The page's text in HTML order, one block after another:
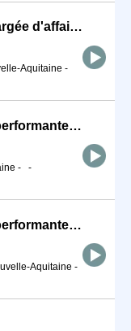
Assistant chargé / Assistante chargée d'affaires BTP en génie cli (H/F)
Aquitaine -
Chargé d'affaires en rénovation performante (H/F)
-
-
Chargé d'affaires en rénovation performante (H/F)
Aquitaine -